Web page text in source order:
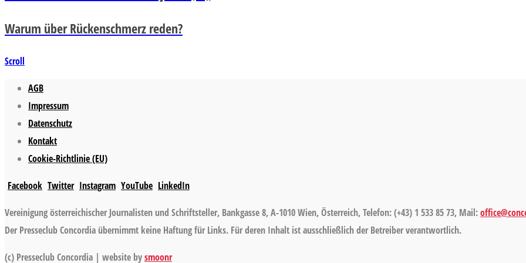
Warum über Rückenschmerz reden?
Scroll
AGB
Impressum
Datenschutz
Kontakt
Cookie-Richtlinie (EU)
Facebook Twitter Instagram YouTube LinkedIn
Vereinigung österreichischer Journalisten und Schriftsteller, Bankgasse 8, A-1010 Wien, Österreich, Telefon: (+43) 1 533 85 73, Mail:
Der Presseclub Concordia übernimmt keine Haftung für Links. Für deren Inhalt ist ausschließlich der Betreiber verantwortlich.
(c) Presseclub Concordia | website bysmoonr